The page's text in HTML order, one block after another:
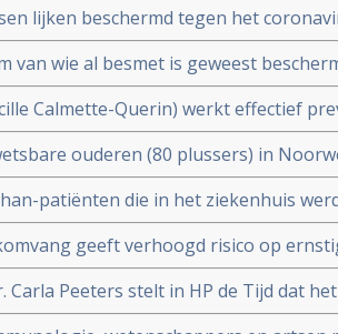
uit onderzoek van bloedbank
lijken beschermd tegen het
besmettingen met
van wie al besmet is geweest
ook tegen nieuwe mutaties
van het coronavirus - Covid-19
Calmette-Querin) werkt effectief
ook tegen COVID-19. RADBOUD
uit studie met ouderen.
ouderen (80 plussers) in
of Moderna.
patiënten die in het ziekenhuis
later nog steeds symptomen, zo
geeft verhoogd risico op
19 blijkt uit Nederlandse studie
Carla Peeters stelt in HP de Tijd dat
dat met ervaringen met het